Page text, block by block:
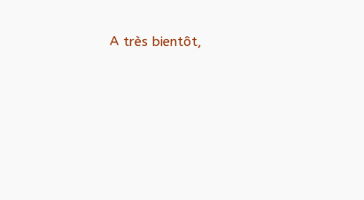
A très bientôt,